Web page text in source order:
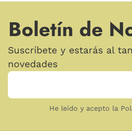
Boletín de
Suscríbete y estarás al
novedades
He leído y acepto la